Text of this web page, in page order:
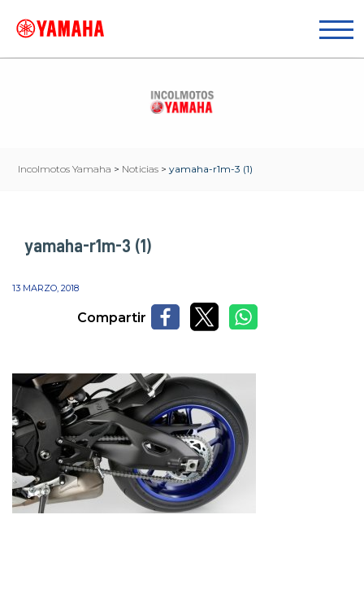
Incolmotos Yamaha > Noticias > yamaha-r1m-3 (1)
yamaha-r1m-3 (1)
13 MARZO, 2018
Compartir